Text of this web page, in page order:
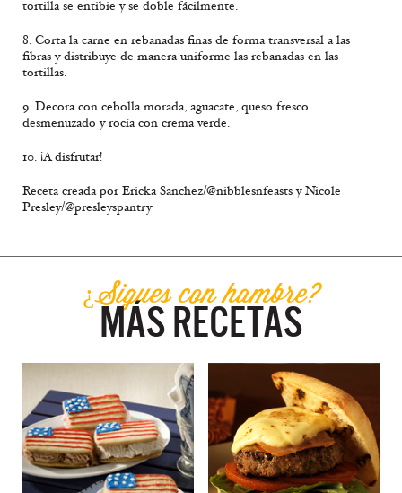
tortilla se entibie y se doble fácilmente.
8. Corta la carne en rebanadas finas de forma transversal a las
fibras y distribuye de manera uniforme las rebanadas en las
tortillas.
9. Decora con cebolla morada, aguacate, queso fresco
desmenuzado y rocía con crema verde.
10. ¡A disfrutar!
Receta creada por Ericka Sanchez/@nibblesnfeasts y Nicole
Presley/@presleyspantry
¿Sigues con hambre?
MÁS RECETAS